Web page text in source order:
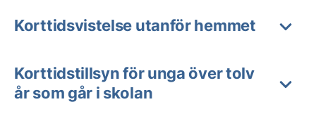
Korttidsvistelse utanför hemmet
Korttidstillsyn för unga över tolv
år som går i skolan